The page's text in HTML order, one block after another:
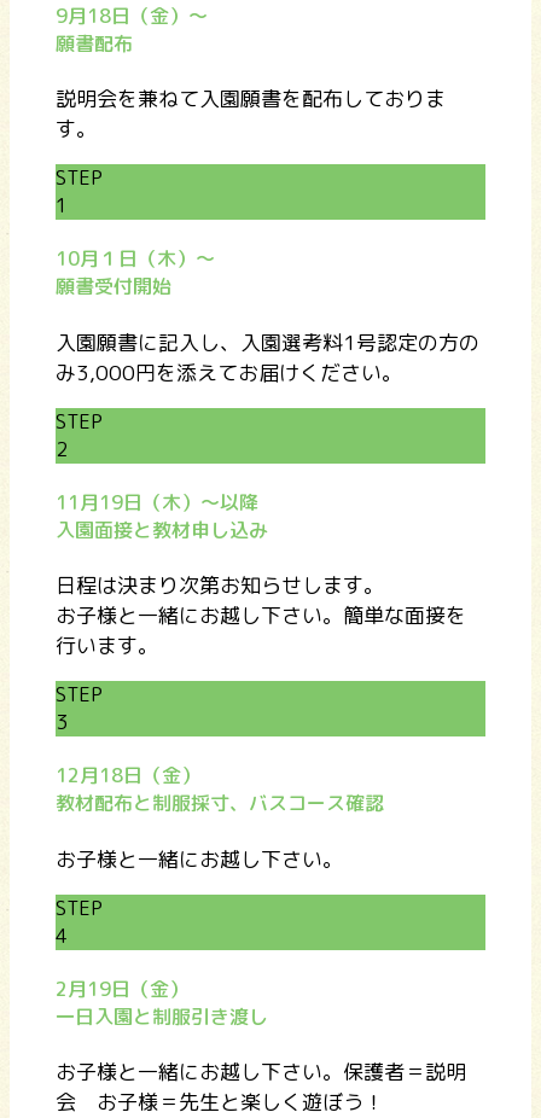
9月18日（金）〜
願書配布
説明会を兼ねて入園願書を配布しておりま
す。
STEP
1
10月１日（木）〜
願書受付開始
入園願書に記入し、入園選考料1号認定の方の
み3,000円を添えてお届けください。
STEP
2
11月19日（木）～以降
入園面接と教材申し込み
日程は決まり次第お知らせします。
お子様と一緒にお越し下さい。簡単な面接を
行います。
STEP
3
12月18日（金）
教材配布と制服採寸、バスコース確認
お子様と一緒にお越し下さい。
STEP
4
2月19日（金）
一日入園と制服引き渡し
お子様と一緒にお越し下さい。保護者＝説明
会 お子様＝先生と楽しく遊ぼう！